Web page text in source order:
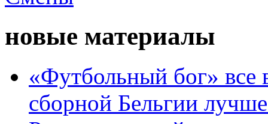
новые материалы
«Футбольный бог» все
сборной Бельгии